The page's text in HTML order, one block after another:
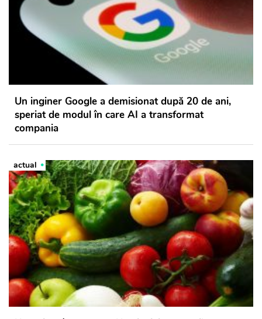
Un inginer Google a demisionat după 20 de ani,
speriat de modul în care AI a transformat
compania
actual